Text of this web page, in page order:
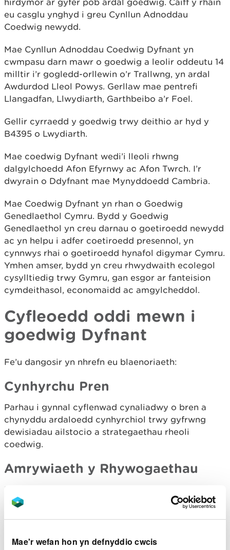
Mae'r wefan hon yn defnyddio cwcis
hirdymor ar gyfer pob ardal goedwig. Caiff y rhain
eu casglu ynghyd i greu Cynllun Adnoddau
Coedwig newydd.
Mae Cynllun Adnoddau Coedwig Dyfnant yn
cwmpasu darn mawr o goedwig a leolir oddeutu 14
milltir i’r gogledd-orllewin o’r Trallwng, yn ardal
Awdurdod Lleol Powys. Gerllaw mae pentrefi
Llangadfan, Llwydiarth, Garthbeibo a’r Foel.
Gellir cyrraedd y goedwig trwy deithio ar hyd y
B4395 o Lwydiarth.
Mae coedwig Dyfnant wedi’i lleoli rhwng
dalgylchoedd Afon Efyrnwy ac Afon Twrch. I’r
dwyrain o Ddyfnant mae Mynyddoedd Cambria.
Mae Coedwig Dyfnant yn rhan o Goedwig
Genedlaethol Cymru. Bydd y Goedwig
Genedlaethol yn creu darnau o goetiroedd newydd
ac yn helpu i adfer coetiroedd presennol, yn
cynnwys rhai o goetiroedd hynafol digymar Cymru.
Ymhen amser, bydd yn creu rhwydwaith ecolegol
cysylltiedig trwy Gymru, gan esgor ar fanteision
cymdeithasol, economaidd ac amgylcheddol.
Cyfleoedd oddi mewn i
goedwig Dyfnant
Fe’u dangosir yn nhrefn eu blaenoriaeth:
Cynhyrchu Pren
Parhau i gynnal cyflenwad cynaliadwy o bren a
chynyddu ardaloedd cynhyrchiol trwy gyfrwng
dewisiadau ailstocio a strategaethau rheoli
coedwig.
Amrywiaeth y Rhywogaethau
Parhau i wella gwytnwch y coetir trwy gynyddu
amrywiaeth y rhywogaethau ailstocio pan fo pridd
cyfleoedd yn bodoli lle mae gwaith cwympo